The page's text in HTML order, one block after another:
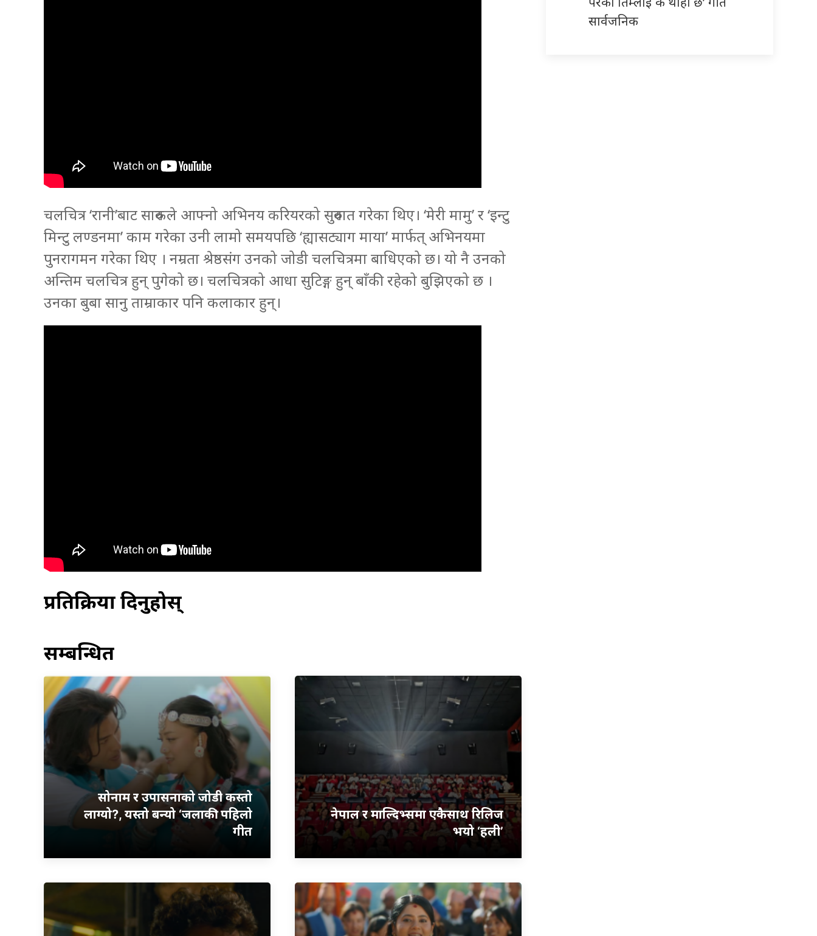
चलचित्र ‘रानी’बाट सारुकले आफ्नो अभिनय करियरको सुरुवात गरेका थिए। ‘मेरी मामु’ र ‘इन्टु
मिन्टु लण्डनमा’ काम गरेका उनी लामो समयपछि ‘ह्यासट्याग माया’ मार्फत् अभिनयमा
पुनरागमन गरेका थिए । नम्रता श्रेष्ठसंग उनको जोडी चलचित्रमा बाधिएको छ। यो नै उनको
अन्तिम चलचित्र हुन् पुगेको छ। चलचित्रको आधा सुटिङ्ग हुन् बाँकी रहेको बुझिएको छ ।
उनका बुबा सानु ताम्राकार पनि कलाकार हुन्।
प्रतिक्रिया दिनुहोस्
सम्बन्धित
सोनाम र उपासनाको जोडी कस्तो
लाग्यो?, यस्तो बन्यो ‘जलाकी’ पहिलो
गीत
नेपाल र माल्दिभ्समा एकैसाथ रिलिज
भयो ‘हली’
सार्वजनिक